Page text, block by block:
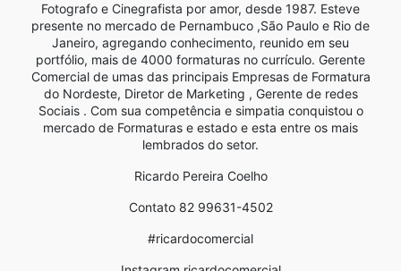
Fotografo e Cinegrafista por amor, desde 1987. Esteve
presente no mercado de Pernambuco ,São Paulo e Rio de
Janeiro, agregando conhecimento, reunido em seu
portfólio, mais de 4000 formaturas no currículo. Gerente
Comercial de umas das principais Empresas de Formatura
do Nordeste, Diretor de Marketing , Gerente de redes
Sociais . Com sua competência e simpatia conquistou o
mercado de Formaturas e estado e esta entre os mais
lembrados do setor.
Ricardo Pereira Coelho
Contato 82 99631-4502
#ricardocomercial